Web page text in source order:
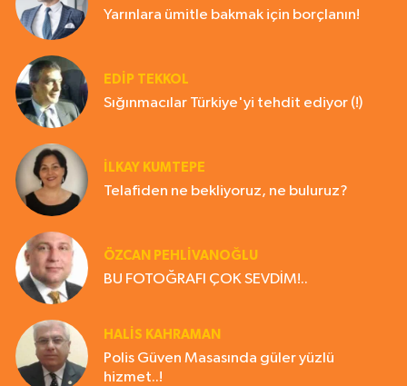
Yarınlara ümitle bakmak için borçlanın!
EDIP TEKKOL
Sığınmacılar Türkiye'yi tehdit ediyor (!)
İLKAY KUMTEPE
Telafiden ne bekliyoruz, ne buluruz?
ÖZCAN PEHLİVANOĞLU
BU FOTOĞRAFI ÇOK SEVDİM!..
HALIS KAHRAMAN
Polis Güven Masasında güler yüzlü
hizmet..!